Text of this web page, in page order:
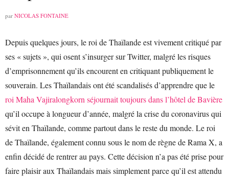
par NICOLAS FONTAINE
Depuis quelques jours, le roi de Thaïlande est vivement critiqué par
ses « sujets », qui osent s’insurger sur Twitter, malgré les risques
d’emprisonnement qu’ils encourent en critiquant publiquement le
souverain. Les Thaïlandais ont été scandalisés d’apprendre que le
roi Maha Vajiralongkorn séjournait toujours dans l’hôtel de Bavière
qu’il occupe à longueur d’année, malgré la crise du coronavirus qui
sévit en Thaïlande, comme partout dans le reste du monde. Le roi
de Thaïlande, également connu sous le nom de règne de Rama X, a
enfin décidé de rentrer au pays. Cette décision n’a pas été prise pour
faire plaisir aux Thaïlandais mais simplement parce qu’il est attendu